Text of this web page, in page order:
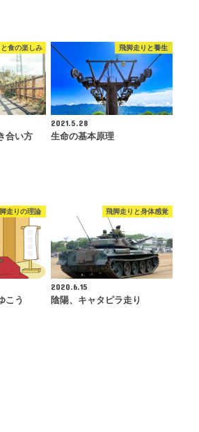
食の楽しみ
合い方
飛脚走りと養生
2021.5.28
生命の基本原理
走りの理論
こう
飛脚走りと身体感覚
2020.6.15
陰陽、キャタピラ走り